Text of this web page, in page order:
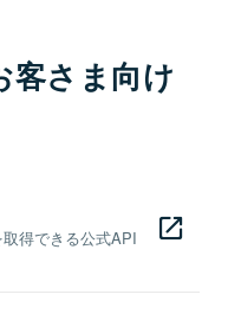
客さま向け
得できる公式API